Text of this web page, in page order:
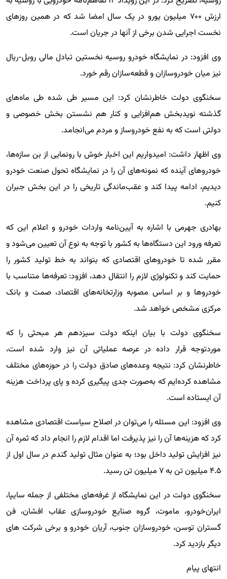
ارزش ۷۰۰ میلیون یورو در یک سال امضا شد که در همین روزهای
نخست اجرایی شدن برخی از آنها در جریان است.
وی افزود: در نمایشگاه خودرو روسیه نخستین تبادل مالی روبل-ریال
نیز میان خودروسازان و قطعه‌سازان رقم خورد.
سخنگوی دولت خاطرنشان کرد: این مسیر طی شده طی ماه‌های
گذشته نویدبخش هم‌افزایی و کنار هم نشستن بخش خصوصی و
دولتی است که به نفع خودروساز و مردم می‌انجامد.
وی اظهار داشت: امیدواریم این اخبار خوش با رونمایی از بن سازه‌ها،
خودروهای آینده که نمونه‌های آن را در نمایشگاه تحول صنعت خودرو
دیدیم، ادامه پیدا کند و عقب‌ماندگی تاریخی را در این بخش جبران
کنیم.
بهادری جهرمی با اشاره به آیین‌نامه واردات خودرو و اعلام این که
تعرفه ورود این دستگاه‌ها به کشور با توجه به نوع آن تعیین می‌شود و
مقرر شده تا خودروهای اقتصادی که بتواند به خط تولید کشور را
حمایت کند و تکنولوژی لازم را انتقال دهد، افزود: تعرفه‌ها متناسب با
خودروها و بر اساس مصوبه وزارتخانه‌های اقتصاد، صمت و بانک
مرکزی مشخص خواهد شد.
سخنگوی دولت با بیان اینکه دولت سیزدهم هر مبحثی را که
موردتوجه قرار داده در عرصه عملیاتی آن نیز وارد شده است،
خاطرنشان کرد: نتیجه وعده‌های صادق دولت را در حوزه‌های مختلف
مشاهده کرده‌ایم که به‌صورت جدی پیگیری کرده و پای پرداخت هزینه
آن ایستاده است.
وی افزود: این مسئله را می‌توان در اصلاح سیاست اقتصادی مشاهده
کرد که هزینه‌ها آن را نیز پذیرفت اما اقدام لازم را انجام داد که ثمره آن
نیز افزایش تولید داخل بود؛ به عنوان مثال تولید گندم در سال اول از
۴.۵ میلیون تن به ۷ میلیون تن رسید.
سخنگوی دولت در این نمایشگاه از غرفه‌های مختلفی از جمله سایپا،
ایران‌خودرو، ماموت، گروه صنایع خودروسازی عقاب افشان، فن
گستران توسن، خودروسازان جنوب، آریان خودرو و برخی شرکت های
دیگر بازدید کرد.
انتهای پیام